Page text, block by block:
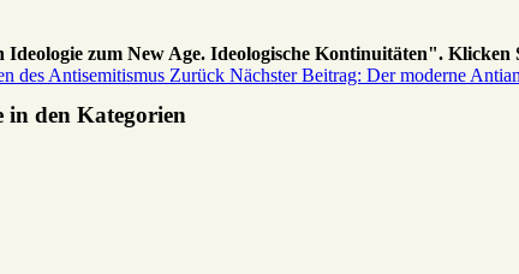
zum New Age. Ideologische Kontinuitäten". Klicken
des Antisemitismus Zurück Nächster Beitrag: Der moderne
in den Kategorien